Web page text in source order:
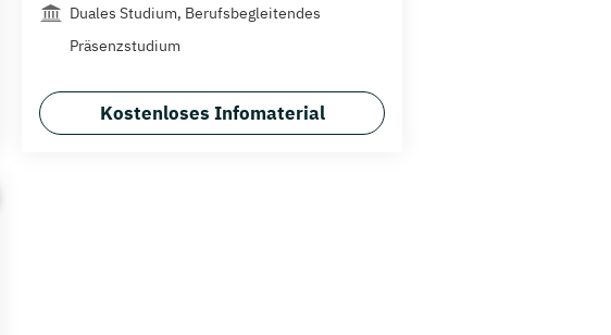
Duales Studium, Berufsbegleitendes
Präsenzstudium
Kostenloses Infomaterial